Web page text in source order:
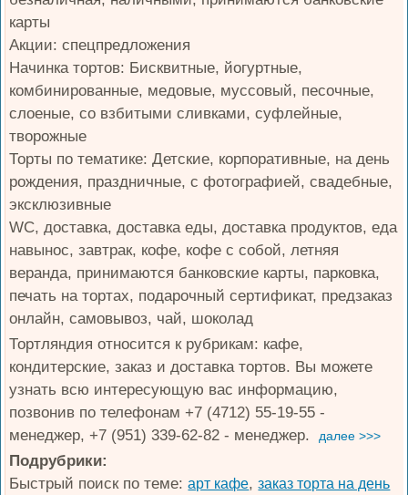
карты
Акции: спецпредложения
Начинка тортов: Бисквитные, йогуртные,
комбинированные, медовые, муссовый, песочные,
слоеные, со взбитыми сливками, суфлейные,
творожные
Торты по тематике: Детские, корпоративные, на день
рождения, праздничные, с фотографией, свадебные,
эксклюзивные
WC, доставка, доставка еды, доставка продуктов, еда
навынос, завтрак, кофе, кофе с собой, летняя
веранда, принимаются банковские карты, парковка,
печать на тортах, подарочный сертификат, предзаказ
онлайн, самовывоз, чай, шоколад
Тортляндия относится к рубрикам: кафе,
кондитерские, заказ и доставка тортов. Вы можете
узнать всю интересующую вас информацию,
позвонив по телефонам +7 (4712) 55-19-55 -
менеджер, +7 (951) 339-62-82 - менеджер.
далее >>>
Подрубрики:
Быстрый поиск по теме:арт кафе,заказ торта на день